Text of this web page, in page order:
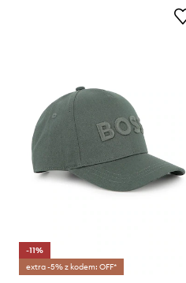
-11%
extra -5% z kodem: OFF*